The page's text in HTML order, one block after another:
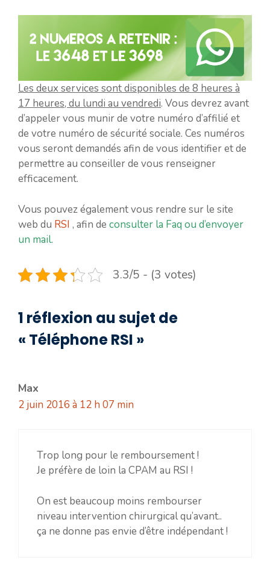
Les deux services sont disponibles de 8 heures à
17 heures, du lundi au vendredi. Vous devrez avant
d’appeler vous munir de votre numéro d’affilié et
de votre numéro de sécurité sociale. Ces numéros
vous seront demandés afin de vous identifier et de
permettre au conseiller de vous renseigner
efficacement.
Vous pouvez également vous rendre sur le site
web du RSI , afin de consulter la Faq ou d’envoyer
un mail.
3.3/5 - (3 votes)
1 réflexion au sujet de
« Téléphone RSI »
Max
2 juin 2016 à 12 h 07 min
Trop long pour le remboursement !
Je préfère de loin la CPAM au RSI !
On est beaucoup moins rembourser
niveau intervention chirurgical qu’avant..
ça ne donne pas envie d’être indépendant !